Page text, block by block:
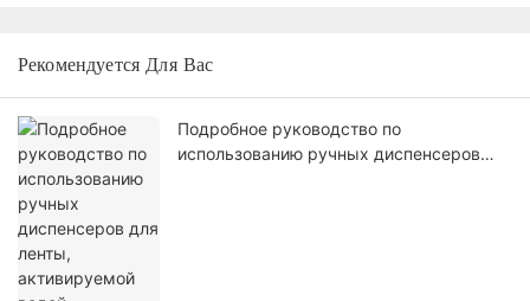
Рекомендуется Для Вас
Подробное руководство по
использованию ручных диспенсеров